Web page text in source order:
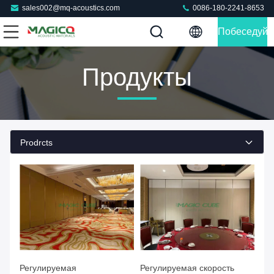
sales002@mq-acoustics.com 0086-180-2241-8653
Продукты
Prodrcts
Регулируемая
Регулируемая скорость